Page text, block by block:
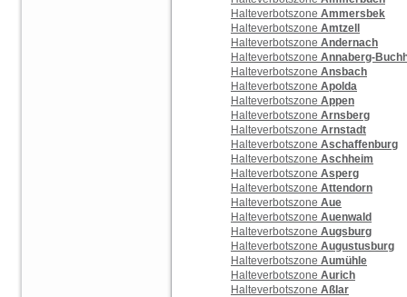
Halteverbotszone Ammersbek
Halteverbotszone Amtzell
Halteverbotszone Andernach
Halteverbotszone Annaberg-
Halteverbotszone Ansbach
Halteverbotszone Apolda
Halteverbotszone Appen
Halteverbotszone Arnsberg
Halteverbotszone Arnstadt
Halteverbotszone Aschaffenburg
Halteverbotszone Aschheim
Halteverbotszone Asperg
Halteverbotszone Attendorn
Halteverbotszone Aue
Halteverbotszone Auenwald
Halteverbotszone Augsburg
Halteverbotszone Augustusburg
Halteverbotszone Aumühle
Halteverbotszone Aurich
Halteverbotszone Aßlar